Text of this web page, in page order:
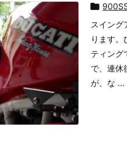

スイング
ります。
ティング
で、連休
が、な ...